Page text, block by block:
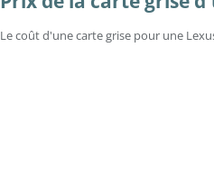
Le coût d'une carte grise pour une